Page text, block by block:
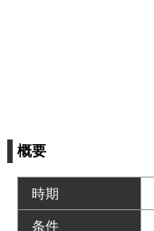
概要
時期
条件